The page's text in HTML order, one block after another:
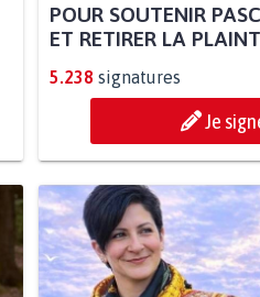
POUR SOUTENIR
ET RETIRER LA
5.238 signatures
Je